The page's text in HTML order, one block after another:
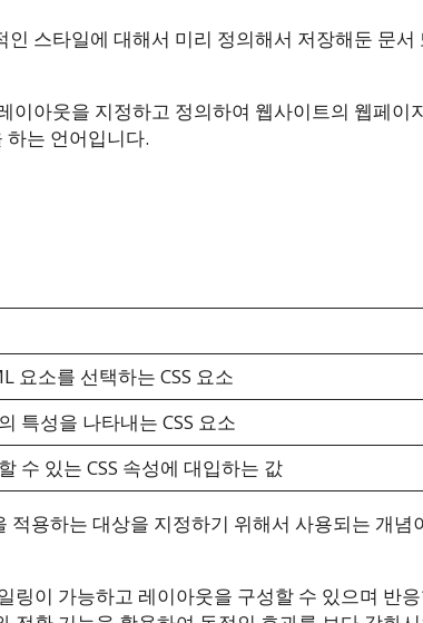
인 스타일에 대해서 미리 정의해서 저장해둔 문서
이아웃을 지정하고 정의하여 웹사이트의 웹페이
는 언어입니다.
요소를 선택하는 CSS 요소
특성을 나타내는 CSS 요소
수 있는 CSS 속성에 대입하는 값
적용하는 대상을 지정하기 위해서 사용되는 개념
링이 가능하고 레이아웃을 구성할 수 있으며 반